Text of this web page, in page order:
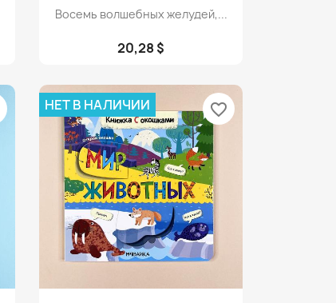
Просмотр
Восемь волшебных желудей,...
20,28 $
НЕТ В НАЛИЧИИ favorite_border